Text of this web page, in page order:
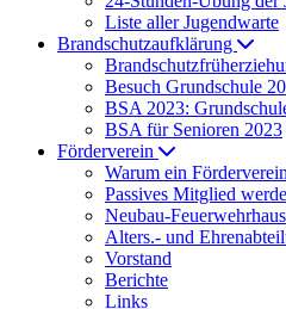
Liste aller Jugendwarte
Brandschutzaufklärung
Besuch Grundschule
BSA 2023:
BSA für Senioren 2023
Förderverein
Warum ein
Passives Mitglied
Neubau-Feuerwehrhaus
Alters.- und
Vorstand
Berichte
Links